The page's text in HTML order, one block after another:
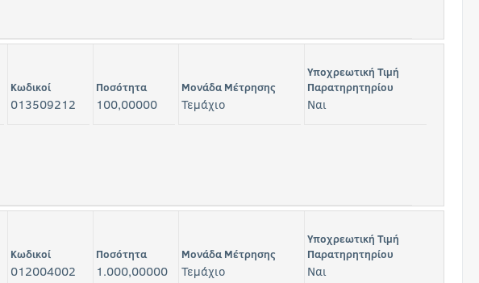
Κωδικοί
013509212
Ποσότητα
100,00000
Μονάδα Μέτρησης
Τεμάχιο
Υποχρεωτική Τιμή
Παρατηρητηρίου
Ναι
Κωδικοί
012004002
Ποσότητα
1.000,00000
Μονάδα Μέτρησης
Τεμάχιο
Υποχρεωτική Τιμή
Παρατηρητηρίου
Ναι